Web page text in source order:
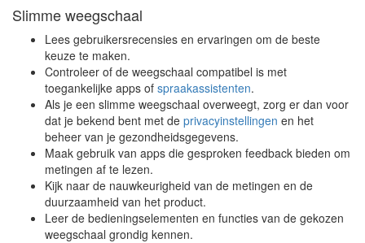
Slimme weegschaal
Lees gebruikersrecensies en ervaringen om de beste
keuze te maken.
Controleer of de weegschaal compatibel is met
toegankelijke apps of spraakassistenten.
Als je een slimme weegschaal overweegt, zorg er dan voor
dat je bekend bent met de privacyinstellingen en het
beheer van je gezondheidsgegevens.
Maak gebruik van apps die gesproken feedback bieden om
metingen af te lezen.
Kijk naar de nauwkeurigheid van de metingen en de
duurzaamheid van het product.
Leer de bedieningselementen en functies van de gekozen
weegschaal grondig kennen.